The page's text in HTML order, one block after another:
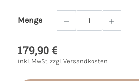
Menge
Produkt Anzahl: Gib
179,90 €
inkl. MwSt. zzgl. Versandkosten